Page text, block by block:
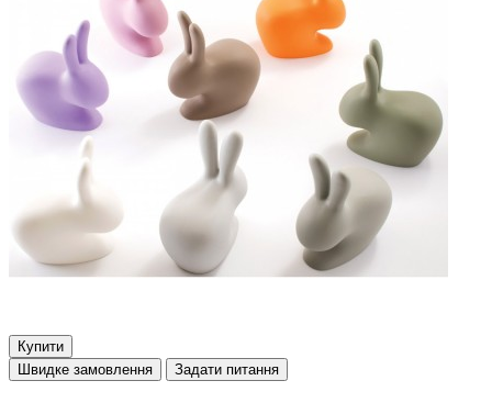
Купити
Швидке замовлення
Задати питання